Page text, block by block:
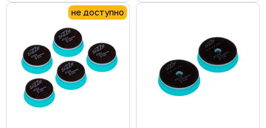
не доступно